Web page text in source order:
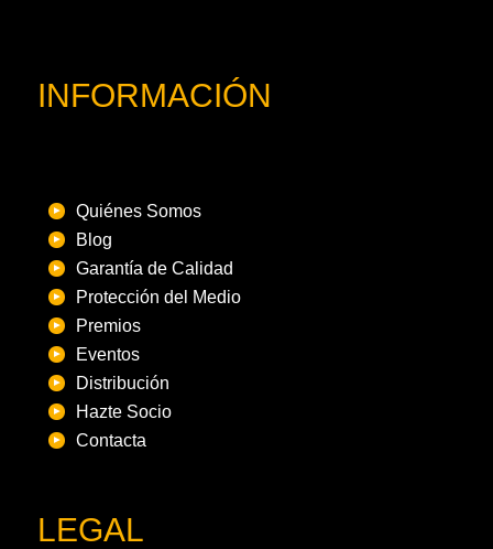
INFORMACIÓN
Quiénes Somos
Blog
Garantía de Calidad
Protección del Medio
Premios
Eventos
Distribución
Hazte Socio
Contacta
LEGAL